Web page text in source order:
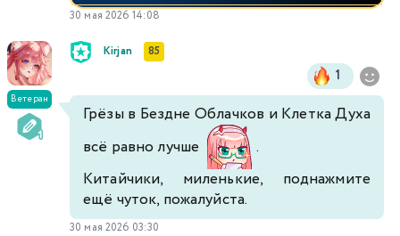
30 мая 2026 14:08
Ветеран
Kirjan 85
1
Грёзы в Бездне Облачков и Клетка Духа
всё равно лучше
.
Китайчики, миленькие, поднажмите
ещё чуток, пожалуйста.
30 мая 2026 03:30